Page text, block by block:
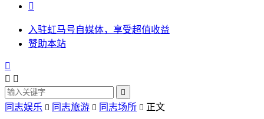

入驻虹马号自媒体，享受超值收益
赞助本站

 

同志娱乐  同志旅游  同志场所  正文